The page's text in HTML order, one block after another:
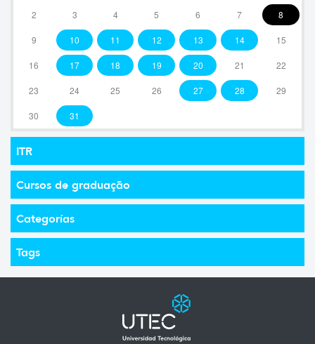
2 3 4 5 6 7 8
9 10 11 12 13 14 15
16 17 18 19 20 21 22
23 24 25 26 27 28 29
30 31
ITR
Cursos de graduação
Categorías
Tags